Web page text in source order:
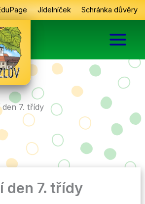
Jídelníček Schránka důvěry
7. třídy
den 7. třídy